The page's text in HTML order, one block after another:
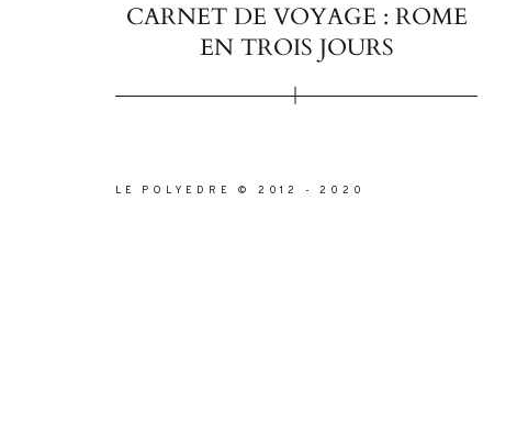
CARNET DE VOYAGE : ROME
EN TROIS JOURS
LE POLYEDRE © 2012 - 2020